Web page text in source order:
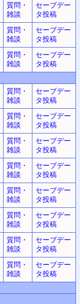
質問・
雑談
セーブデー
タ投稿
質問・
雑談
セーブデー
タ投稿
質問・
雑談
セーブデー
タ投稿
質問・
雑談
セーブデー
タ投稿
質問・
雑談
セーブデー
タ投稿
質問・
雑談
セーブデー
タ投稿
質問・
雑談
セーブデー
タ投稿
質問・
雑談
セーブデー
タ投稿
質問・
雑談
セーブデー
タ投稿
質問・
雑談
セーブデー
タ投稿
質問・
雑談
セーブデー
タ投稿